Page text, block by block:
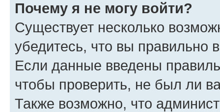
Почему я не могу войти?
Существует несколько
убедитесь, что вы правильно
Если данные введены
чтобы проверить, не был ли
Также возможно, что